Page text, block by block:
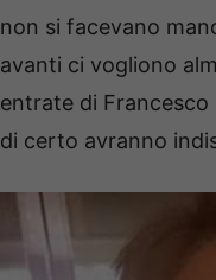
non si facevano
avanti ci vogliono
entrate di Francesco
di certo avranno